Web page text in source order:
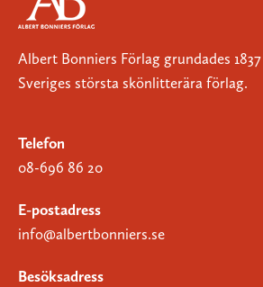
Albert Bonniers Förlag grundades
Sveriges största skönlitterära förlag.
Telefon
08-696 86 20
E-postadress
info@albertbonniers.se
Besöksadress